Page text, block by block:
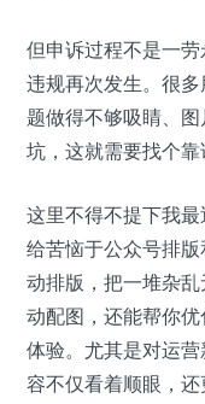
但申诉过程不是一
违规再次发生。很
题做得不够吸睛、
坑，这就需要找个靠
这里不得不提下我
给苦恼于公众号排
动排版，把一堆杂
动配图，还能帮你
体验。尤其是对运
容不仅看着顺眼，